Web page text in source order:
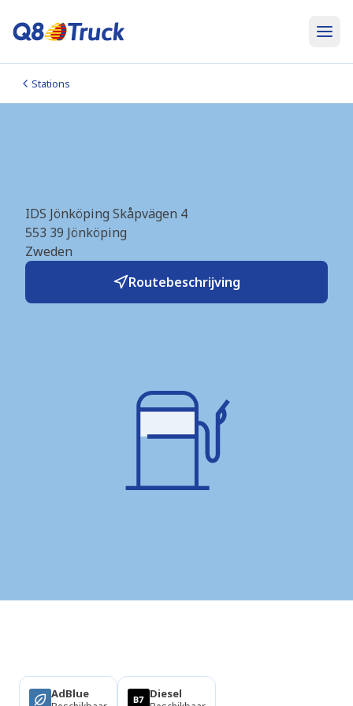
Stations
IDS Jönköping Skåpvägen 4
553 39 Jönköping
Zweden
Routebeschrijving
AdBlue Diesel